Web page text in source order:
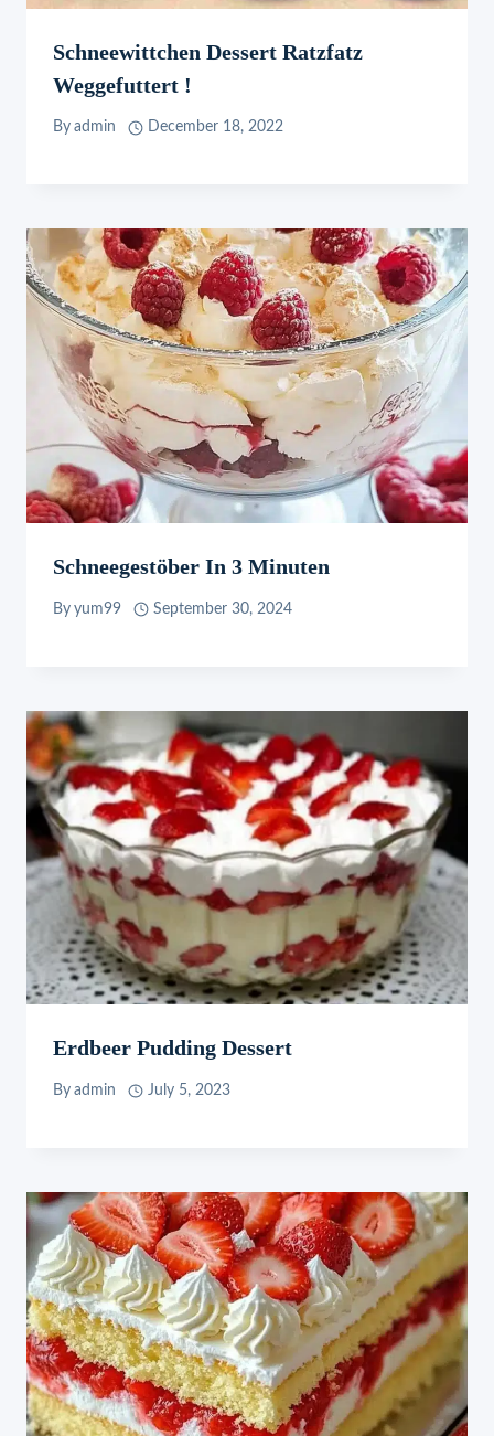
Schneewittchen Dessert Ratzfatz
Weggefuttert !
By admin December 18, 2022
Schneegestöber In 3 Minuten
By yum99 September 30, 2024
Erdbeer Pudding Dessert
By admin July 5, 2023